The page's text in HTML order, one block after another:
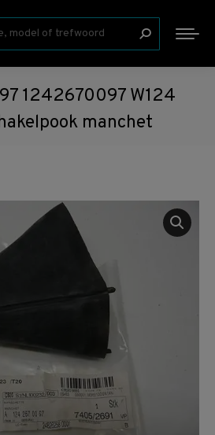
1242670097 W124
manchet